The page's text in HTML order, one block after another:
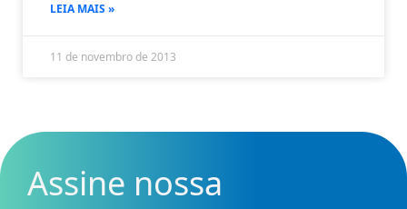
LEIA MAIS »
11 de novembro de 2013
Assine nossa